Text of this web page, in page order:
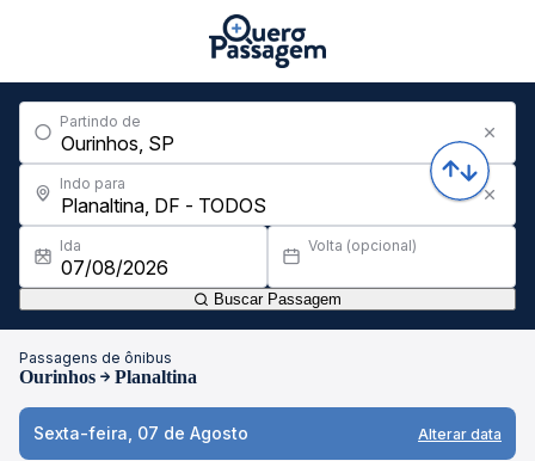
Partindo de
Indo para
Ida Volta (opcional)
Buscar Passagem
Passagens de ônibus
Ourinhos Planaltina
Sexta-feira, 07 de Agosto Alterar data